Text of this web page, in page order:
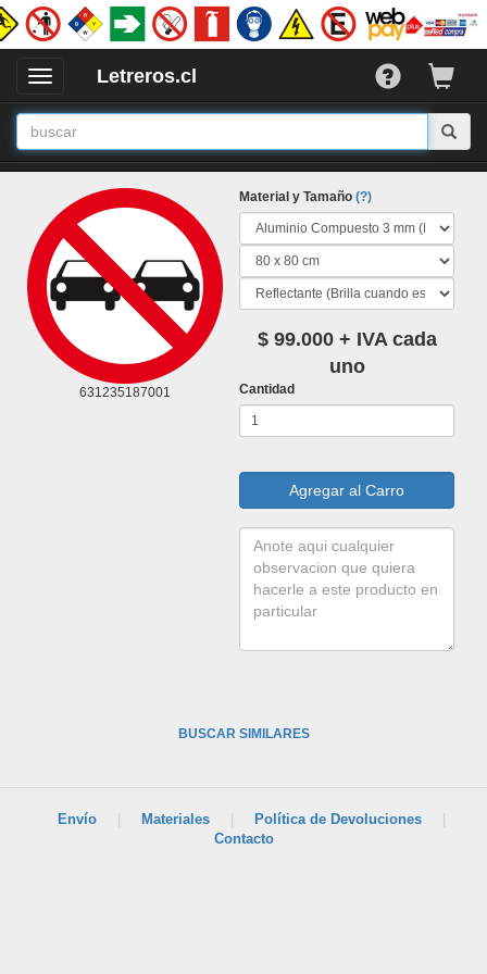
Desplegar
Ocultar
Menu
Letreros.cl
631235187001
Material y Tamaño (?)
$ 99.000 + IVA cada
uno
Cantidad
BUSCAR SIMILARES
Envío Materiales Política de Devoluciones
Contacto